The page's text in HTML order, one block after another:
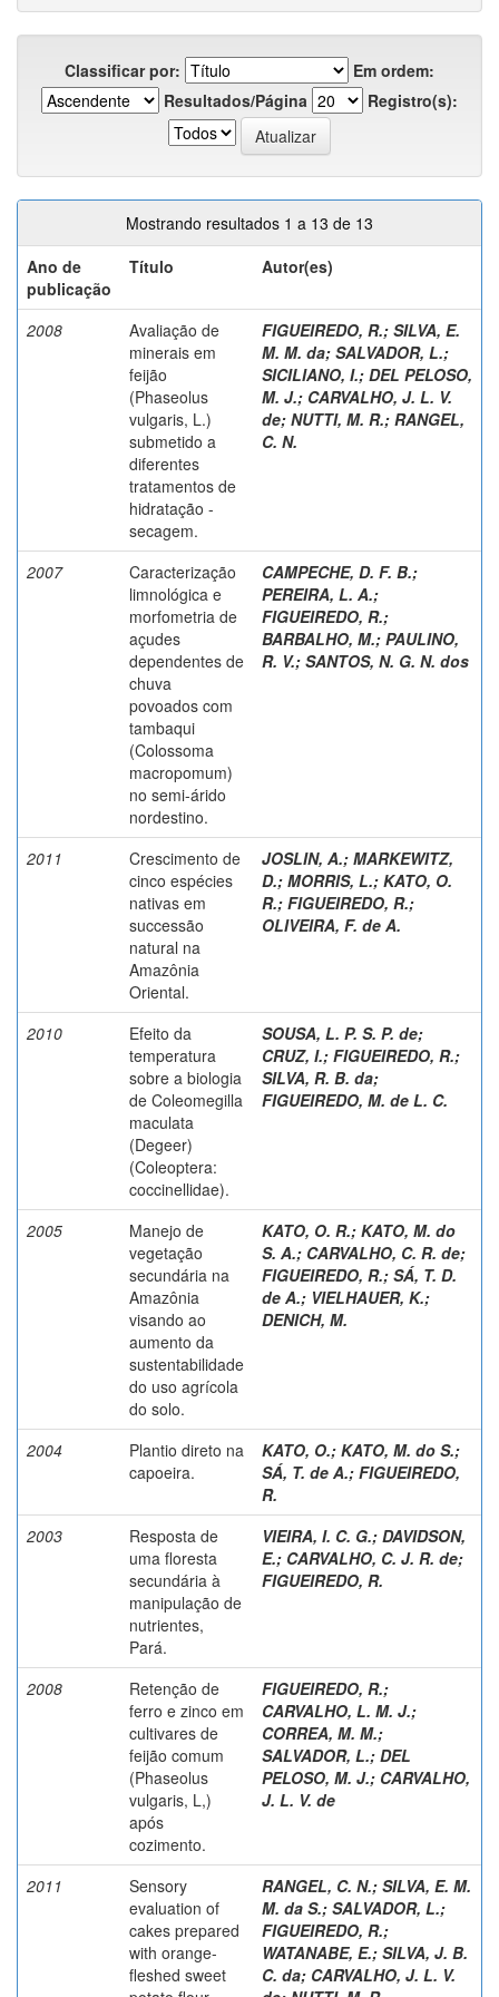
Classificar por:
Em ordem:
Resultados/Página
Registro(s):
Mostrando resultados 1 a 13 de 13
Ano de
publicação
Título Autor(es)
2008
Avaliação de
minerais em
feijão
(Phaseolus
vulgaris, L.)
submetido a
diferentes
tratamentos de
hidratação -
secagem.
FIGUEIREDO, R.; SILVA, E.
M. M. da; SALVADOR, L.;
SICILIANO, I.; DEL PELOSO,
M. J.; CARVALHO, J. L. V.
de; NUTTI, M. R.; RANGEL,
C. N.
2007
Caracterização
limnológica e
morfometria de
açudes
dependentes de
chuva
povoados com
tambaqui
(Colossoma
macropomum)
no semi-árido
nordestino.
CAMPECHE, D. F. B.;
PEREIRA, L. A.;
FIGUEIREDO, R.;
BARBALHO, M.; PAULINO,
R. V.; SANTOS, N. G. N. dos
2011
Crescimento de
cinco espécies
nativas em
successão
natural na
Amazônia
Oriental.
JOSLIN, A.; MARKEWITZ,
D.; MORRIS, L.; KATO, O.
R.; FIGUEIREDO, R.;
OLIVEIRA, F. de A.
2010
Efeito da
temperatura
sobre a biologia
de Coleomegilla
maculata
(Degeer)
(Coleoptera:
coccinellidae).
SOUSA, L. P. S. P. de;
CRUZ, I.; FIGUEIREDO, R.;
SILVA, R. B. da;
FIGUEIREDO, M. de L. C.
2005
Manejo de
vegetação
secundária na
Amazônia
visando ao
aumento da
sustentabilidade
do uso agrícola
do solo.
KATO, O. R.; KATO, M. do
S. A.; CARVALHO, C. R. de;
FIGUEIREDO, R.; SÁ, T. D.
de A.; VIELHAUER, K.;
DENICH, M.
2004
Plantio direto na
capoeira.
KATO, O.; KATO, M. do S.;
SÁ, T. de A.; FIGUEIREDO,
R.
2003
Resposta de
uma floresta
secundária à
manipulação de
nutrientes,
Pará.
VIEIRA, I. C. G.; DAVIDSON,
E.; CARVALHO, C. J. R. de;
FIGUEIREDO, R.
2008
Retenção de
ferro e zinco em
cultivares de
feijão comum
(Phaseolus
vulgaris, L,)
após
cozimento.
FIGUEIREDO, R.;
CARVALHO, L. M. J.;
CORREA, M. M.;
SALVADOR, L.; DEL
PELOSO, M. J.; CARVALHO,
J. L. V. de
2011
Sensory
evaluation of
cakes prepared
with orange-
fleshed sweet
RANGEL, C. N.; SILVA, E. M.
M. da S.; SALVADOR, L.;
FIGUEIREDO, R.;
WATANABE, E.; SILVA, J. B.
C. da; CARVALHO, J. L. V.